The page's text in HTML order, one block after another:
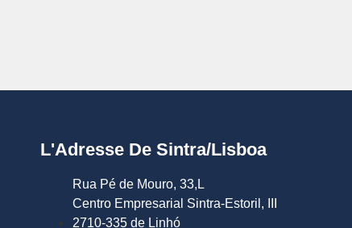
L'Adresse De Sintra/Lisboa
Rua Pé de Mouro, 33,L
Centro Empresarial Sintra-Estoril, III
2710-335 de Linhó